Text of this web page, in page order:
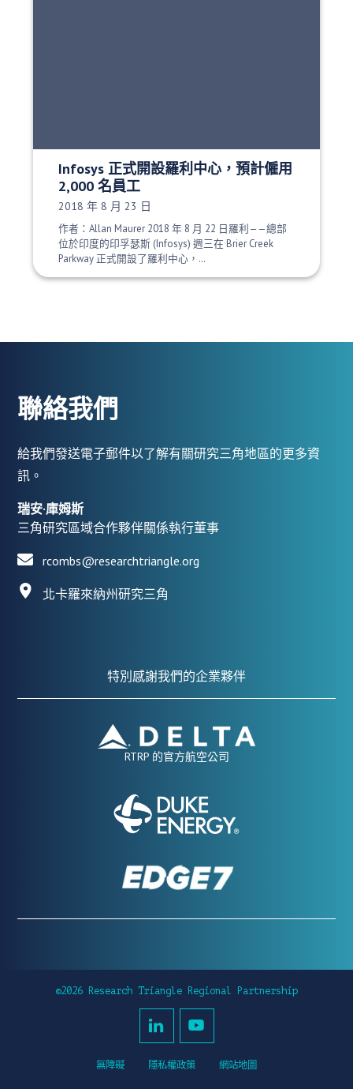
Infosys 正式開設羅利中心，預計僱用
2,000 名員工
發布日期：
2018 年 8 月 23 日
作者：Allan Maurer 2018 年 8 月 22 日羅利——總部
位於印度的印孚瑟斯 (Infosys) 週三在 Brier Creek
Parkway 正式開設了羅利中心，…
聯絡我們
給我們發送電子郵件以了解有關研究三角地區的更多資
訊。
瑞安·庫姆斯
三角研究區域合作夥伴關係執行董事
rcombs@researchtriangle.org
北卡羅來納州研究三角
特別感謝我們的企業夥伴
RTRP 的官方航空公司
©2026 Research Triangle Regional Partnership
無障礙 隱私權政策 網站地圖